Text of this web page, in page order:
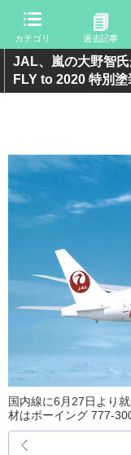
カテゴリ 過去記事
JAL、嵐の大野智
FLY to 2020 特別
国内線に6月27日より
材はボーイング 777-